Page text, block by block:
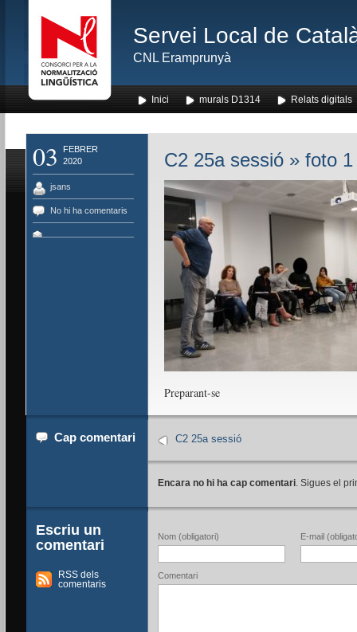
Servei Local de
CNL Eramprunyà
Inici murals D1314 Relats digitals
03
FEBRER
2020
jsans
No hi ha comentaris
C2 25a sessió» foto 1
Preparant-se
Cap comentari C2 25a sessió
Encara no hi ha cap comentari. Sigues el
Escriu un
comentari
RSS dels
comentaris
Nom (obligatori) E-mail
Comentari